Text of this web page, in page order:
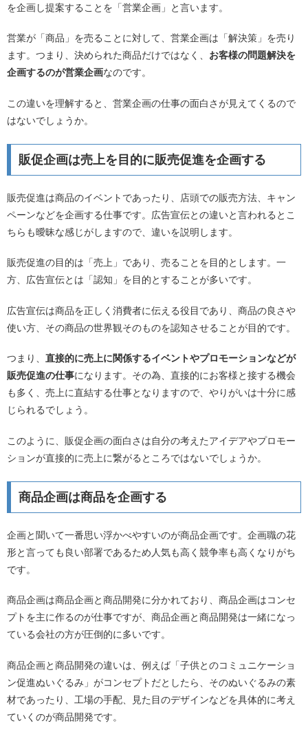
を企画し提案することを「営業企画」と言います。
営業が「商品」を売ることに対して、営業企画は「解決策」を売り
ます。つまり、決められた商品だけではなく、 お客様の問題解決を
企画するのが営業企画なのです。
この違いを理解すると、営業企画の仕事の面白さが見えてくるので
はないでしょうか。
販促企画は売上を目的に販売促進を企画する
販売促進は商品のイベントであったり、店頭での販売方法、キャン
ペーンなどを企画する仕事です。広告宣伝との違いと言われるとこ
ちらも曖昧な感じがしますので、違いを説明します。
販売促進の目的は「売上」であり、売ることを目的とします。一
方、広告宣伝とは「認知」を目的とすることが多いです。
広告宣伝は商品を正しく消費者に伝える役目であり、商品の良さや
使い方、その商品の世界観そのものを認知させることが目的です。
つまり、 直接的に売上に関係するイベントやプロモーションなどが
販売促進の仕事になります。その為、直接的にお客様と接する機会
も多く、売上に直結する仕事となりますので、やりがいは十分に感
じられるでしょう。
このように、販促企画の面白さは自分の考えたアイデアやプロモー
ションが直接的に売上に繋がるところではないでしょうか。
商品企画は商品を企画する
企画と聞いて一番思い浮かべやすいのが商品企画です。企画職の花
形と言っても良い部署であるため人気も高く競争率も高くなりがち
です。
商品企画は商品企画と商品開発に分かれており、商品企画はコンセ
プトを主に作るのが仕事ですが、商品企画と商品開発は一緒になっ
ている会社の方が圧倒的に多いです。
商品企画と商品開発の違いは、例えば「子供とのコミュニケーショ
ン促進ぬいぐるみ」がコンセプトだとしたら、そのぬいぐるみの素
材であったり、工場の手配、見た目のデザインなどを具体的に考え
ていくのが商品開発です。